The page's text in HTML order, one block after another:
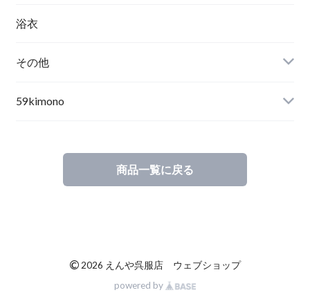
浴衣
その他
59kimono
商品一覧に戻る
© 2026 えんや呉服店 ウェブショップ
powered by